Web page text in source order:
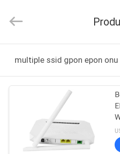
PRODUK
TENTANG
KAMI
Technology
Co.,Ltd..
Reserved.
multiple ssid gpon epon onu